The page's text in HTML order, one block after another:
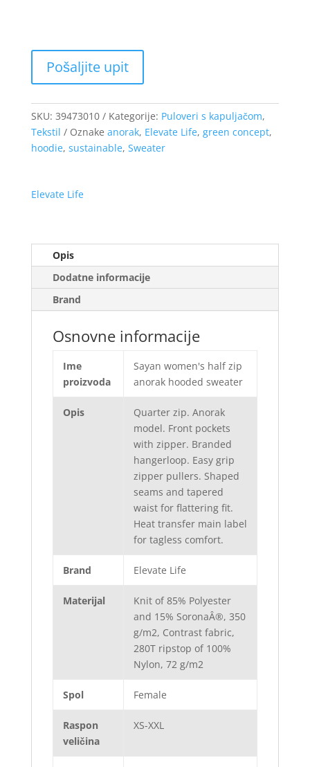
SKU: 39473010 Kategorije: Puloveri s kapuljačom,
Tekstil
Oznake anorak, Elevate Life, green concept,
hoodie, sustainable, Sweater
Elevate Life
Opis
Dodatne informacije
Brand
Osnovne informacije
Ime
proizvoda
Sayan women's half zip
anorak hooded sweater
Opis
Quarter zip. Anorak
model. Front pockets
with zipper. Branded
hangerloop. Easy grip
zipper pullers. Shaped
seams and tapered
waist for flattering fit.
Heat transfer main label
for tagless comfort.
Brand Elevate Life
Materijal
Knit of 85% Polyester
and 15% SoronaÂ®, 350
g/m2, Contrast fabric,
280T ripstop of 100%
Nylon, 72 g/m2
Spol Female
Raspon
veličina
XS-XXL